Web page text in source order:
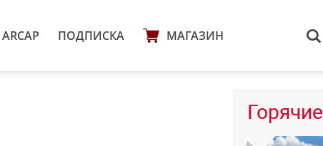
ARCAP ПОДПИСКА МАГАЗИН s